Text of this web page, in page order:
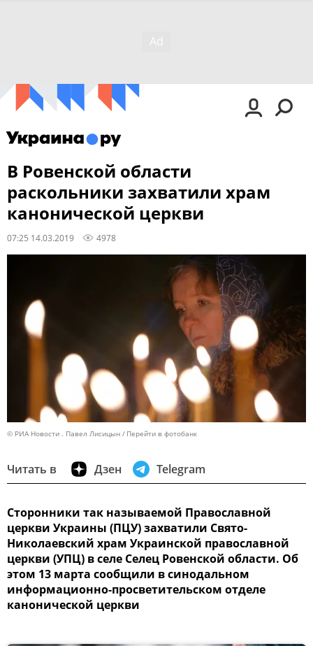
В Ровенской области
раскольники захватили храм
канонической церкви
07:25 14.03.2019 4978
© РИА Новости . Павел Лисицын Перейти в фотобанк
Читать в Дзен Telegram
Сторонники так называемой Православной
церкви Украины (ПЦУ) захватили Свято-
Николаевский храм Украинской православной
церкви (УПЦ) в селе Селец Ровенской области. Об
этом 13 марта сообщили в синодальном
информационно-просветительском отделе
канонической церкви